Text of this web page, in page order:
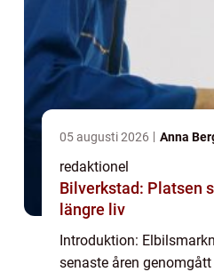
05 augusti 2026 Anna
redaktionel
Bilverkstad: Platsen
längre liv
Introduktion:
senaste åren